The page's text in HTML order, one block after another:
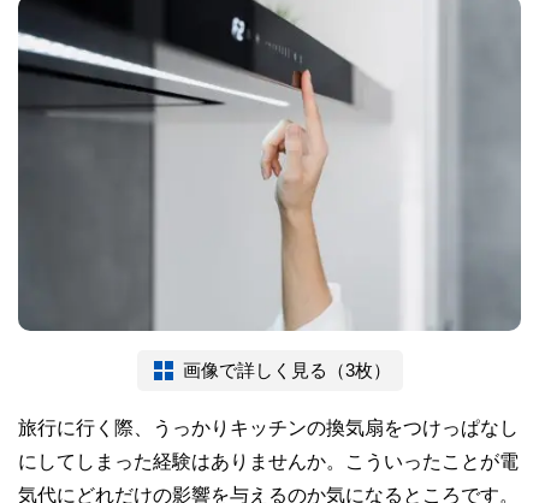
画像で詳しく見る（3枚）
旅行に行く際、うっかりキッチンの換気扇をつけっぱなし
にしてしまった経験はありませんか。こういったことが電
気代にどれだけの影響を与えるのか気になるところです。